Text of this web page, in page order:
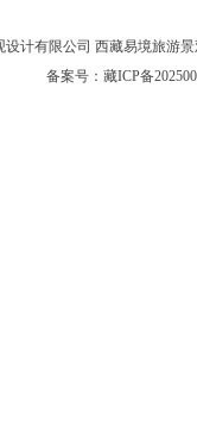
设计有限公司 西藏易境旅游
备案号： 藏ICP备